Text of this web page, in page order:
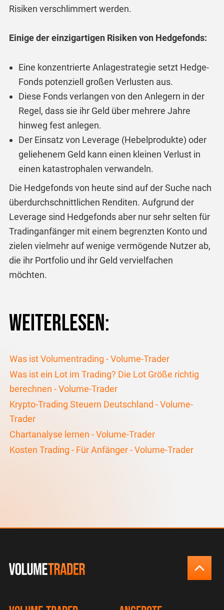
Risiken verschlimmert werden.
Einige der einzigartigen Risiken von Hedgefonds:
Eine konzentrierte Anlagestrategie setzt Hedge-
Fonds potenziell großen Verlusten aus.
Diese Fonds verlangen von den Anlegern in der
Regel, dass sie ihr Geld über mehrere Jahre
hinweg fest anlegen.
Der Einsatz von Leverage (Hebelprodukte) oder
geliehenem Geld kann einen kleinen Verlust in
einen katastrophalen verwandeln.
Die Hedgefonds von heute sind auf der Suche nach
überdurchschnittlichen Renditen. Aufgrund der
Leverage sind Hedgefonds aber nur sehr selten für
Tradinganfänger mit einem begrenzten Konto und
zielen vielmehr auf wenige vermögende Nutzer ab,
die ihr Portfolio und ihr Geld vervielfachen
möchten.
Weiterlesen:
Was ist Volumentrading - Volume-Trader
Was ist ein Lot im Trading? Die Lot Größe richtig
berechnen - Volume-Trader
Krypto-Trading Steuern Deutschland - Volume-
Trader
Chartanalyse lernen - Volume-Trader
Kosten Trading - Für Anfänger - Volume-Trader